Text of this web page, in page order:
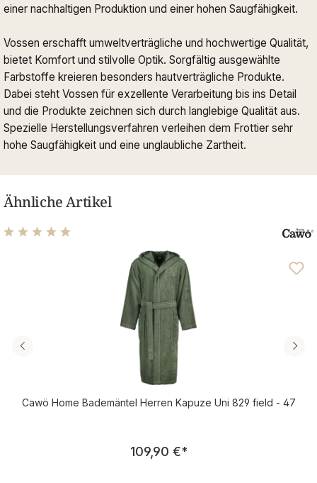
einer nachhaltigen Produktion und einer hohen Saugfähigkeit.
Vossen erschafft umweltverträgliche und hochwertige Qualität,
bietet Komfort und stilvolle Optik. Sorgfältig ausgewählte
Farbstoffe kreieren besonders hautverträgliche Produkte.
Dabei steht Vossen für exzellente Verarbeitung bis ins Detail
und die Produkte zeichnen sich durch langlebige Qualität aus.
Spezielle Herstellungsverfahren verleihen dem Frottier sehr
hohe Saugfähigkeit und eine unglaubliche Zartheit.
Ähnliche Artikel
Durchschnittliche Bewertung von 4.96 von 5 Sternen
Cawö Home Bademäntel Herren Kapuze Uni 829 field - 47
Regulärer Preis:
109,90 €*